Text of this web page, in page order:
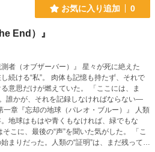
お気に入り追加 0
End）』
ブザーバー）』 星々が死に絶えた
続ける“私”。 肉体も記憶も持たず、それで
だけが燃えていた。 「ここには、ま
。誰かが、それを記録しなければならない―
地球はもはや青くもなければ、緑でもな
こに、最後の“声”を聞いた気がした。 「こ
まりだった。人類の“証明”は、まだ残ってい